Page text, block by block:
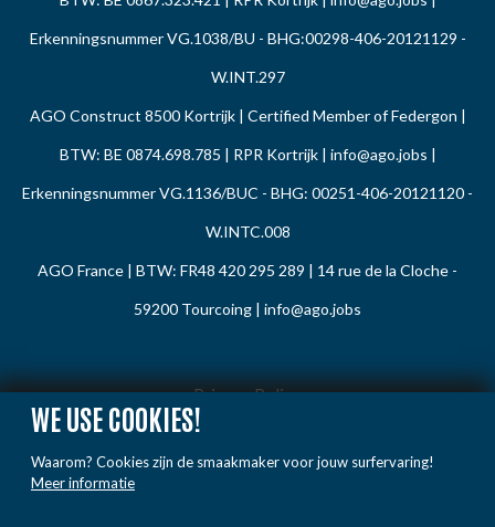
WE USE COOKIES!
Waarom? Cookies zijn de smaakmaker voor jouw surfervaring!
Meer informatie
Erkenningsnummer VG.1038/BU - BHG:00298-406-20121129 -
W.INT.297
AGO Construct 8500 Kortrijk | Certified Member of Federgon |
BTW: BE 0874.698.785 | RPR Kortrijk | info@ago.jobs |
Erkenningsnummer VG.1136/BUC - BHG: 00251-406-20121120 -
W.INTC.008
AGO France | BTW: FR48 420 295 289 | 14 rue de la Cloche -
59200 Tourcoing | info@ago.jobs
Privacy Policy
Cookie Policy
Gedragsregels